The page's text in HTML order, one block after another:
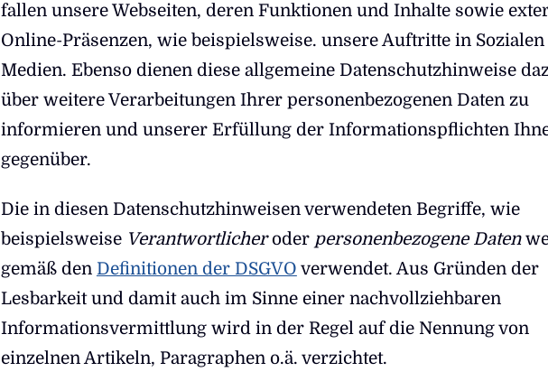
fallen unsere Webseiten, deren Funktionen und Inhalte sowie
Online-Präsenzen, wie beispielsweise. unsere Auftritte in Sozialen
Medien. Ebenso dienen diese allgemeine Datenschutzhinweise
über weitere Verarbeitungen Ihrer personenbezogenen Daten zu
informieren und unserer Erfüllung der Informationspflichten
gegenüber.
Die in diesen Datenschutzhinweisen verwendeten Begriffe, wie
beispielsweise Verantwortlicheroder personenbezogene Daten
gemäß den Definitionen der DSGVO verwendet. Aus Gründen der
Lesbarkeit und damit auch im Sinne einer nachvollziehbaren
Informationsvermittlung wird in der Regel auf die Nennung von
einzelnen Artikeln, Paragraphen o.ä. verzichtet.